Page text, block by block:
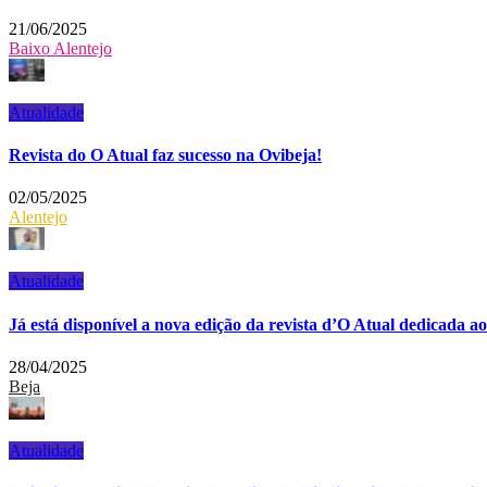
21/06/2025
Baixo Alentejo
Atualidade
Revista do O Atual faz sucesso na Ovibeja!
02/05/2025
Alentejo
Atualidade
Já está disponível a nova edição da revista d’O Atual dedicada
28/04/2025
Beja
Atualidade